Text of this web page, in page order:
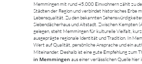
Memmingen mit rund 45.000 Einwohnern zählt zu
Städten der Region und verbindet historisches Erbe
Lebensqualität. Zu den bekannten
Siebendächerhaus und Altstadt. Zwischen Kempten
gelegen, steht Memmingen für kulturelle Vielfalt,
ausgeprägte regionale Identität und Tradition. In
Wert auf Qualität, persönliche Ansprache und ein
Miteinander. Deshalb ist eine gute Empfehlung zum
in Memmingen aus einer verlässlichen Quelle hier